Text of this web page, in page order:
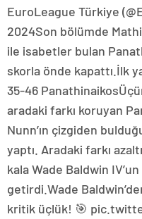
EuroLeague Türkiye
2024Son bölümde
ile isabetler bulan
skorla önde kapattı.İlk
35-46
aradaki farkı koruyan
Nunn’ın çizgiden
yaptı. Aradaki farkı
kala Wade Baldwin
getirdi.Wade
kritik üçlük! 🎯